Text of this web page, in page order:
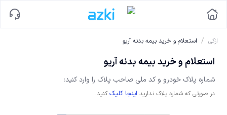
ازکی / استعلام و خرید بیمه بدنه آریو
استعلام و خرید بیمه بدنه آریو
شماره پلاک خودرو و کد ملی صاحب پلاک را وارد کنید:
در صورتی که شماره پلاک ندارید اینجا کلیک کنید.